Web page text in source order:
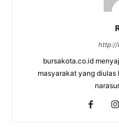
http://
bursakota.co.id
masyarakat yang diulas